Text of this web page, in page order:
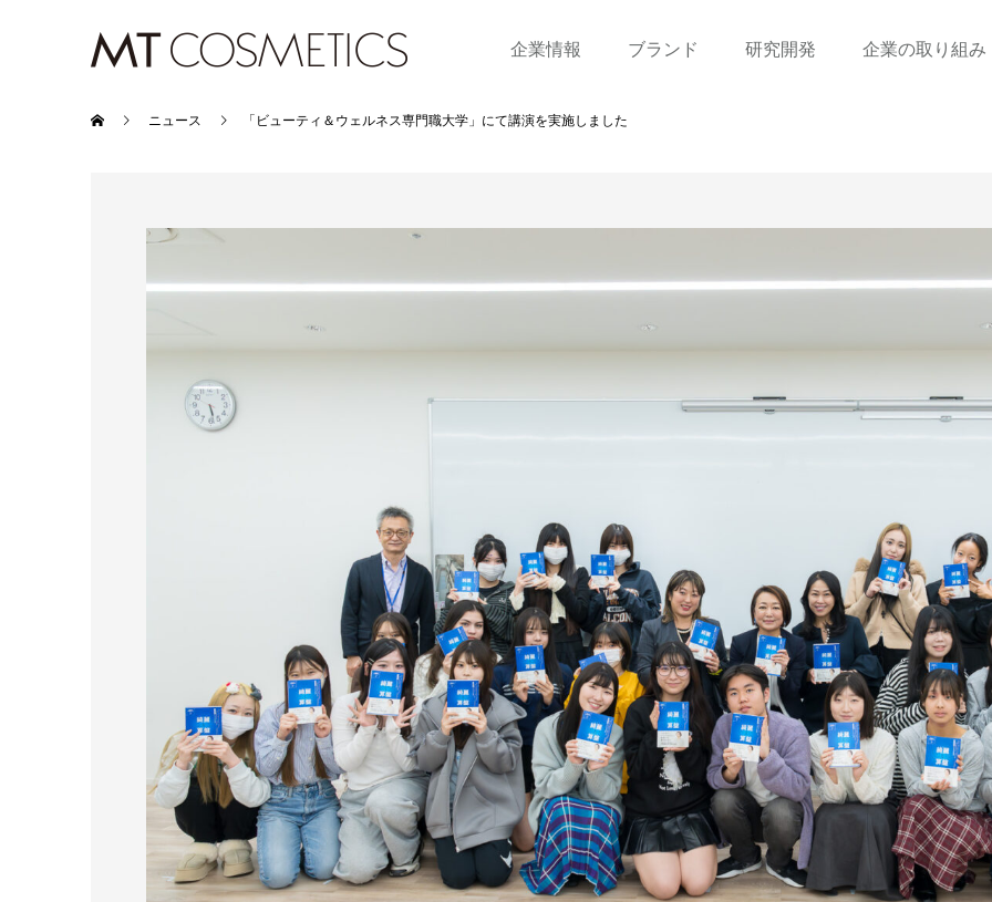
企業情報 ブランド 研究開発 企業の取り組み
ニュース 「ビューティ＆ウェルネス専門職大学」にて講演を実施しました